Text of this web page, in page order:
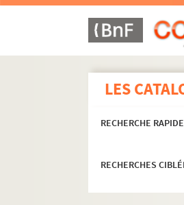
LES
RECHERCHE RAPIDE
RECHERCHES